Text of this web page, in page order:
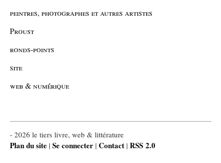
peintres, photographes et autres artistes
Proust
ronds-points
site
web & numérique
- 2026 le tiers livre, web & littérature
Plan du site | Se connecter | Contact | RSS 2.0